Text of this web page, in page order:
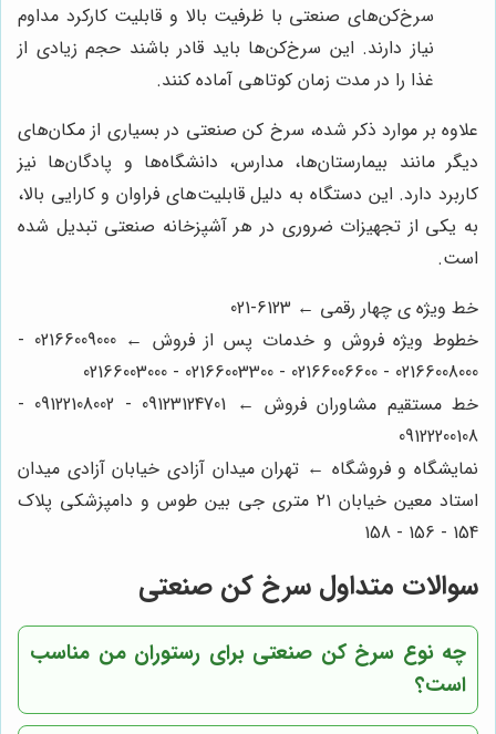
سرخ‌کن‌های صنعتی با ظرفیت بالا و قابلیت کارکرد مداوم
نیاز دارند. این سرخ‌کن‌ها باید قادر باشند حجم زیادی از
غذا را در مدت زمان کوتاهی آماده کنند.
علاوه بر موارد ذکر شده، سرخ کن صنعتی در بسیاری از مکان‌های
دیگر مانند بیمارستان‌ها، مدارس، دانشگاه‌ها و پادگان‌ها نیز
کاربرد دارد. این دستگاه به دلیل قابلیت‌های فراوان و کارایی بالا،
به یکی از تجهیزات ضروری در هر آشپزخانه صنعتی تبدیل شده
است.
خط ویژه ی چهار رقمی ← 6123-021
خطوط ویژه فروش و خدمات پس از فروش ← 02166009000 -
02166008000 - 02166006600 - 02166003300 - 02166003000
خط مستقیم مشاوران فروش ← 09123124701 - 09122108002 -
09122200108
نمایشگاه و فروشگاه ← تهران میدان آزادی خیابان آزادی میدان
استاد معین خیابان ۲۱ متری جی بین طوس و دامپزشکی پلاک
154 - 156 - 158
سوالات متداول سرخ کن صنعتی
چه نوع سرخ کن صنعتی برای رستوران من مناسب
است؟